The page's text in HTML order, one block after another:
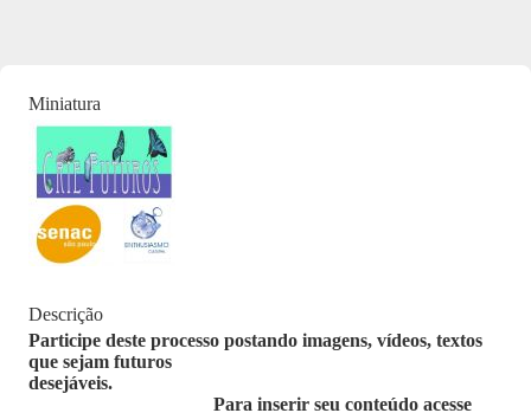
Miniatura
Descrição
Participe deste processo postando imagens, vídeos, textos
que sejam futuros
desejáveis.
Para inserir seu conteúdo acesse